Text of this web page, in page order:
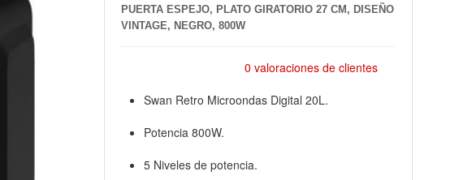
PUERTA ESPEJO, PLATO GIRATORIO 27 CM, DISEÑO
VINTAGE, NEGRO, 800W
0 valoraciones de clientes
Swan Retro Microondas Digital 20L.
Potencia 800W.
5 Niveles de potencia.